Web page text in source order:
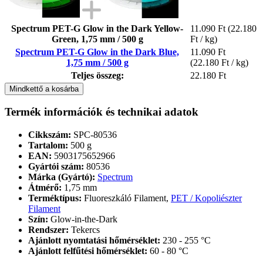
Spectrum PET-G Glow in the Dark Yellow-
Green, 1,75 mm / 500 g
11.090 Ft (22.180
Ft / kg)
Spectrum PET-G Glow in the Dark Blue,
1,75 mm / 500 g
11.090 Ft
(22.180 Ft / kg)
Teljes összeg:
22.180 Ft
Mindkettő a kosárba
Termék információk és technikai adatok
Cikkszám: SPC-80536
Tartalom: 500 g
EAN: 5903175652966
Gyártói szám: 80536
Márka (Gyártó): Spectrum
Átmérő: 1,75 mm
Terméktípus: Fluoreszkáló Filament, PET / Kopoliészter
Filament
Szín: Glow-in-the-Dark
Rendszer: Tekercs
Ajánlott nyomtatási hőmérséklet: 230 - 255 °C
Ajánlott felfűtési hőmérséklet: 60 - 80 °C